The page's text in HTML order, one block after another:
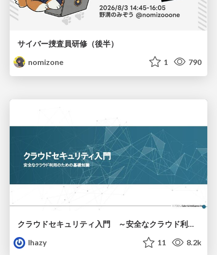
サイバー捜査員研修（後半）
nomizone
1 790
クラウドセキュリティ入門 ～安全なクラウド利用のための基礎知識～
lhazy
11 8.2k